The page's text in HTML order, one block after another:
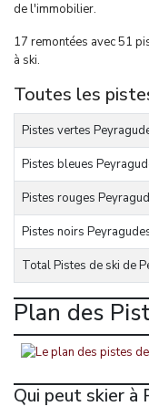
de l'immobilier.
17 remontées avec 51
à ski.
Toutes les
Pistes vertes
Pistes bleues
Pistes rouges
Pistes noirs
Total Pistes de ski de
Plan des
Qui peut skier à